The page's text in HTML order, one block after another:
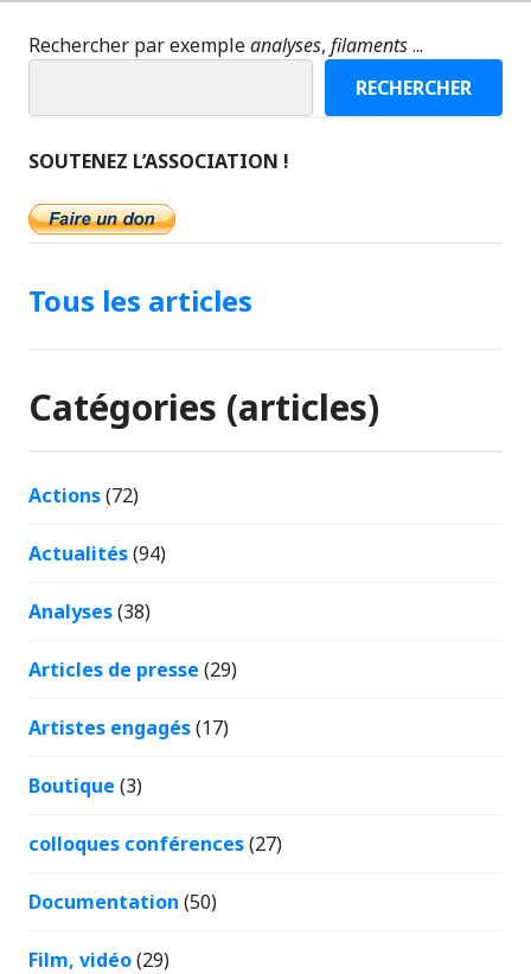
Rechercher par exempleanalyses, filaments...
RECHERCHER
SOUTENEZ L’ASSOCIATION !
Tous les articles
Catégories (articles)
Actions(72)
Actualités(94)
Analyses(38)
Articles de presse (29)
Artistes engagés(17)
Boutique (3)
colloques conférences(27)
Documentation (50)
Film, vidéo(29)